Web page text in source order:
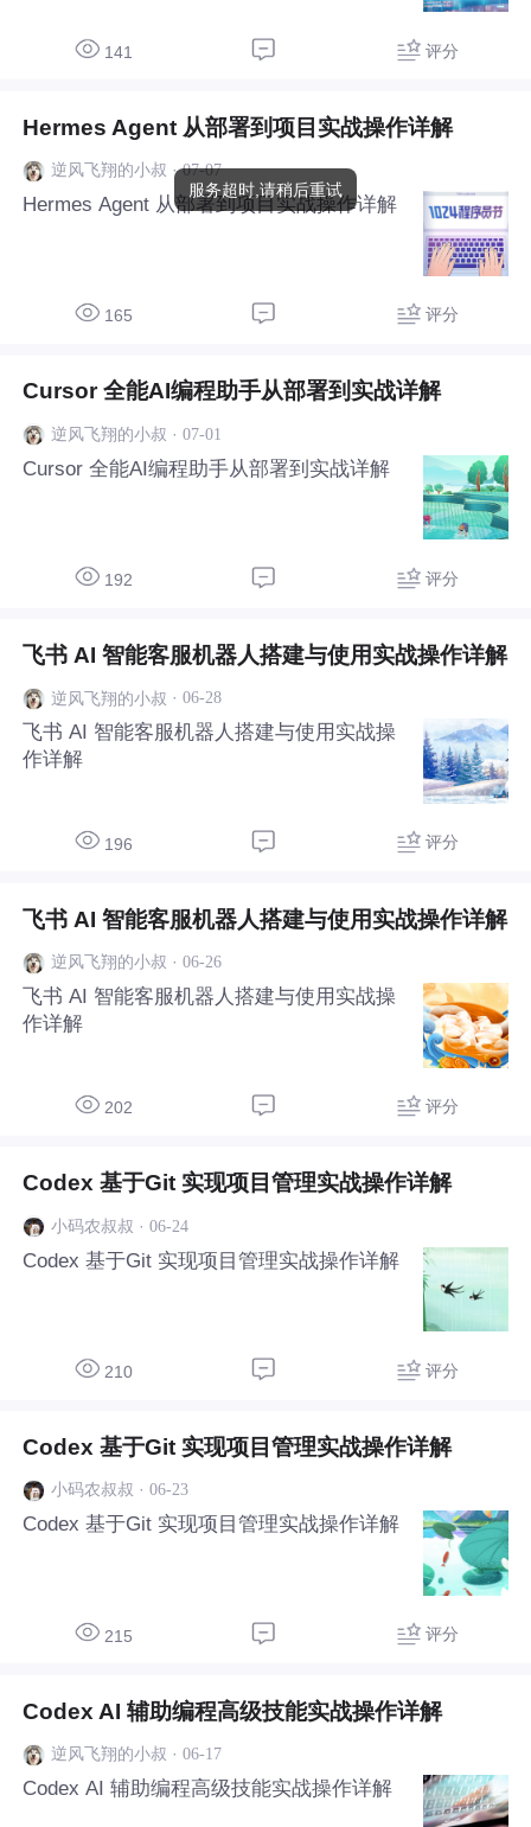
141 评分
Hermes Agent 从部署到项目实战操作详解
逆风飞翔的小叔 ·07-07
Hermes Agent 从部署到项目实战操作详解
165 评分
Cursor 全能AI编程助手从部署到实战详解
逆风飞翔的小叔 · 07-01
Cursor 全能AI编程助手从部署到实战详解
192 评分
飞书 AI 智能客服机器人搭建与使用实战操作详解
逆风飞翔的小叔 · 06-28
飞书 AI 智能客服机器人搭建与使用实战操
作详解
196 评分
飞书 AI 智能客服机器人搭建与使用实战操作详解
逆风飞翔的小叔 · 06-26
飞书 AI 智能客服机器人搭建与使用实战操
作详解
202 评分
Codex 基于Git 实现项目管理实战操作详解
小码农叔叔 · 06-24
Codex 基于Git 实现项目管理实战操作详解
210 评分
Codex 基于Git 实现项目管理实战操作详解
小码农叔叔 · 06-23
Codex 基于Git 实现项目管理实战操作详解
215 评分
Codex AI 辅助编程高级技能实战操作详解
逆风飞翔的小叔 · 06-17
Codex AI 辅助编程高级技能实战操作详解
服务超时,请稍后重试